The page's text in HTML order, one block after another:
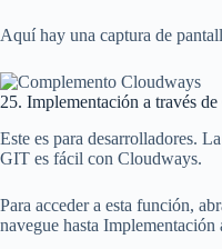
Aquí hay una captura de
25. Implementación a través
Este es para desarrolladores.
GIT es fácil con Cloudways.
Para acceder a esta función,
navegue hasta Implementación